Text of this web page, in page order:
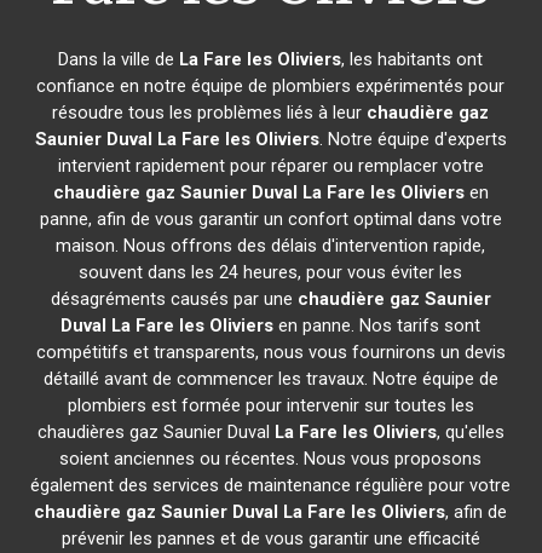
Dans la ville de La Fare les Oliviers, les habitants ont
confiance en notre équipe de plombiers expérimentés pour
résoudre tous les problèmes liés à leur chaudière gaz
Saunier Duval La Fare les Oliviers. Notre équipe d'experts
intervient rapidement pour réparer ou remplacer votre
chaudière gaz Saunier Duval La Fare les Oliviersen
panne, afin de vous garantir un confort optimal dans votre
maison. Nous offrons des délais d'intervention rapide,
souvent dans les 24 heures, pour vous éviter les
désagréments causés par une chaudière gaz Saunier
Duval La Fare les Oliviers en panne. Nos tarifs sont
compétitifs et transparents, nous vous fournirons un devis
détaillé avant de commencer les travaux. Notre équipe de
plombiers est formée pour intervenir sur toutes les
chaudières gaz Saunier Duval La Fare les Oliviers, qu'elles
soient anciennes ou récentes. Nous vous proposons
également des services de maintenance régulière pour votre
chaudière gaz Saunier Duval La Fare les Oliviers, afin de
prévenir les pannes et de vous garantir une efficacité